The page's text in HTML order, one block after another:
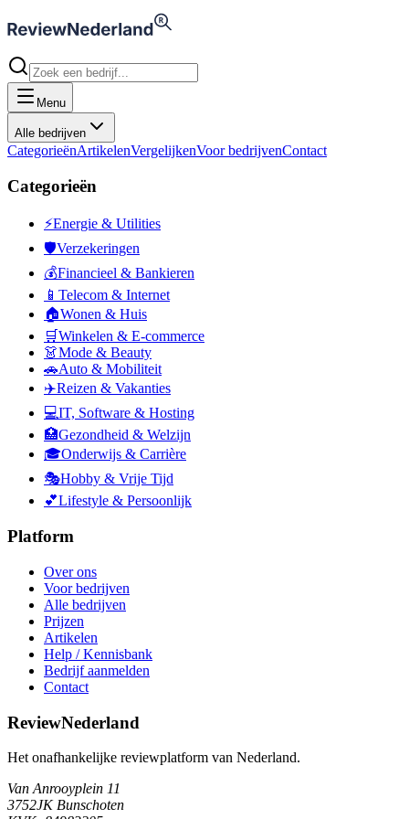
Menu
Alle bedrijven
CategorieënArtikelenVergelijkenVoor bedrijvenContact
Categorieën
⚡Energie & Utilities
🛡️Verzekeringen
💰Financieel & Bankieren
📱 Telecom & Internet
🏠Wonen & Huis
🛒Winkelen & E-commerce
👗Mode & Beauty
🚗Auto & Mobiliteit
✈️Reizen & Vakanties
💻IT, Software & Hosting
🏥Gezondheid & Welzijn
🎓Onderwijs & Carrière
🎭Hobby & Vrije Tijd
💕Lifestyle & Persoonlijk
Platform
Over ons
Voor bedrijven
Alle bedrijven
Prijzen
Artikelen
Help / Kennisbank
Bedrijf aanmelden
Contact
ReviewNederland
Het onafhankelijke reviewplatform van Nederland.
Van Anrooyplein 11
3752JK Bunschoten